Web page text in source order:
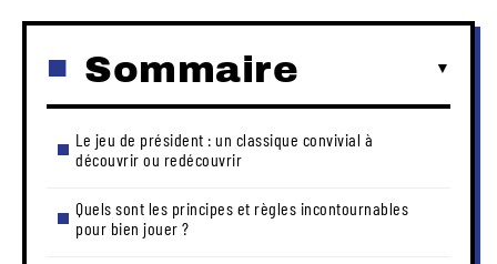
Sommaire
Le jeu de président : un classique convivial à
découvrir ou redécouvrir
Quels sont les principes et règles incontournables
pour bien jouer ?